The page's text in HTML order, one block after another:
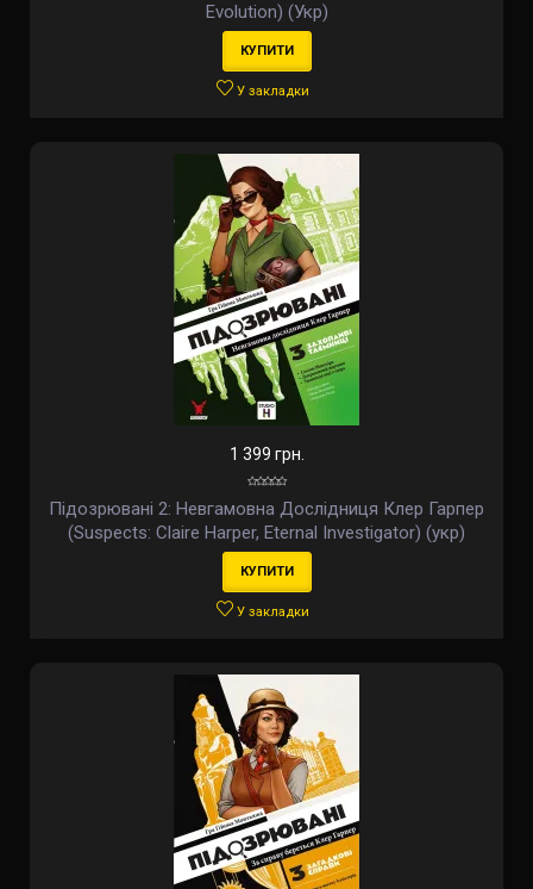
Evolution) (Укр)
КУПИТИ
У закладки
1 399 грн.
Підозрювані 2: Невгамовна Дослідниця Клер Гарпер
(Suspects: Claire Harper, Eternal Investigator) (укр)
КУПИТИ
У закладки